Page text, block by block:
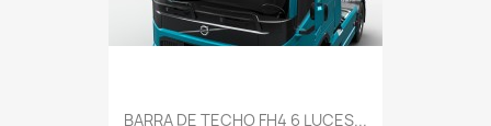
BARRA DE TECHO FH4 6 LUCES...